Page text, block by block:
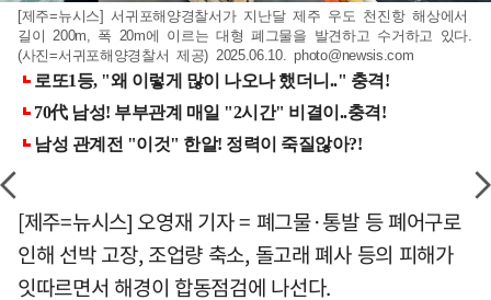
[제주=뉴시스] 서귀포해양경찰서가 지난달 제주 우도 천진항 해상에서
길이 200m, 폭 20m에 이르는 대형 폐그물을 발견하고 수거하고 있다.
(사진=서귀포해양경찰서 제공) 2025.06.10.photo@newsis.com
[제주=뉴시스] 오영재 기자 = 폐그물·통발 등 폐어구로
인해 선박 고장, 조업량 축소, 돌고래 폐사 등의 피해가
잇따르면서 해경이 합동점검에 나선다.